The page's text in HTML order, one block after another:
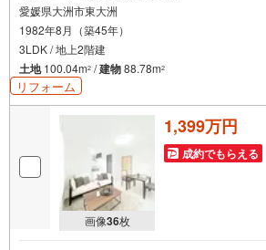
愛媛県大洲市東大洲
1982年8月（築45年）
3LDK / 地上2階建
土地100.04m2 /建物88.78m2
リフォーム
画像36枚
1,399万円
成約でもらえる